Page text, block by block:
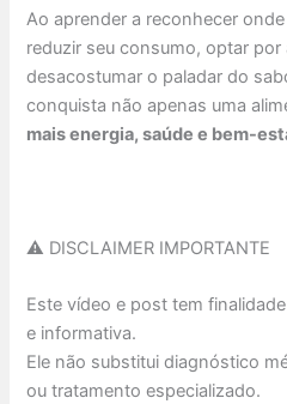
Ao aprender a reconhecer
reduzir seu consumo, optar
desacostumar o paladar do
conquista não apenas uma
mais energia, saúde e bem-
⚠️ DISCLAIMER IMPORTANTE
Este vídeo e post tem
e informativa.
Ele não substitui diagnóstico
ou tratamento especializado.